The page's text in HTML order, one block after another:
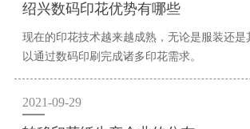
绍兴数码印花优势有哪些
现在的印花技术越来越成熟，无论是服装还是
以通过数码印刷完成诸多印花需求。
2021-09-29